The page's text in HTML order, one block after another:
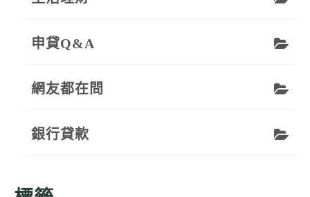
申貸Q&A
網友都在問
銀行貸款